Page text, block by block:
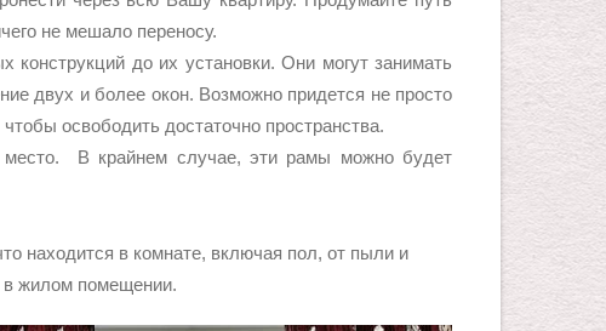
не мешало переносу.
до их установки. Они могут занимать
двух и более окон. Возможно придется не просто
освободить достаточно пространства.
В крайнем случае, эти рамы можно будет
находится в комнате, включая пол, от пыли и
в жилом помещении.